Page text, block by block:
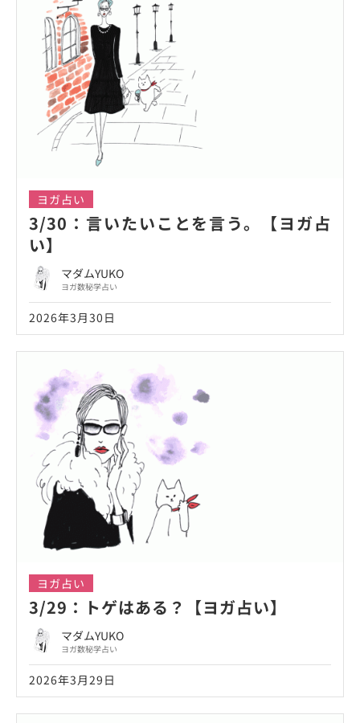
ヨガ占い
3/30：言いたいことを言う。【ヨガ占
い】
マダムYUKO
ヨガ数秘学占い
2026年3月30日
ヨガ占い
3/29：トゲはある？【ヨガ占い】
マダムYUKO
ヨガ数秘学占い
2026年3月29日